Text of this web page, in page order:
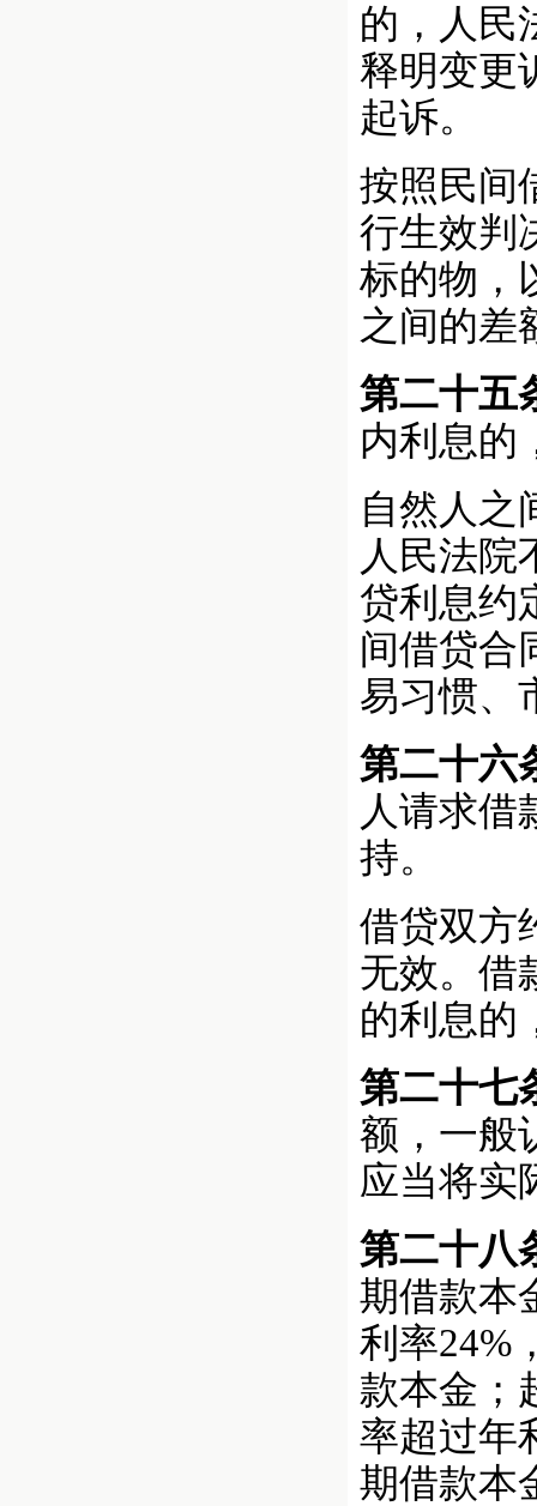
的，人民
释明变更
起诉。
按照民间
行生效判
标的物，
之间的差
第二十五
内利息的
自然人之
人民法院
贷利息约
间借贷合
易习惯、
第二十六
人请求借
持。
借贷双方
无效。借
的利息的
第二十七
额，一般
应当将实
第二十八
期借款本
利率24%
款本金；
率超过年
期借款本